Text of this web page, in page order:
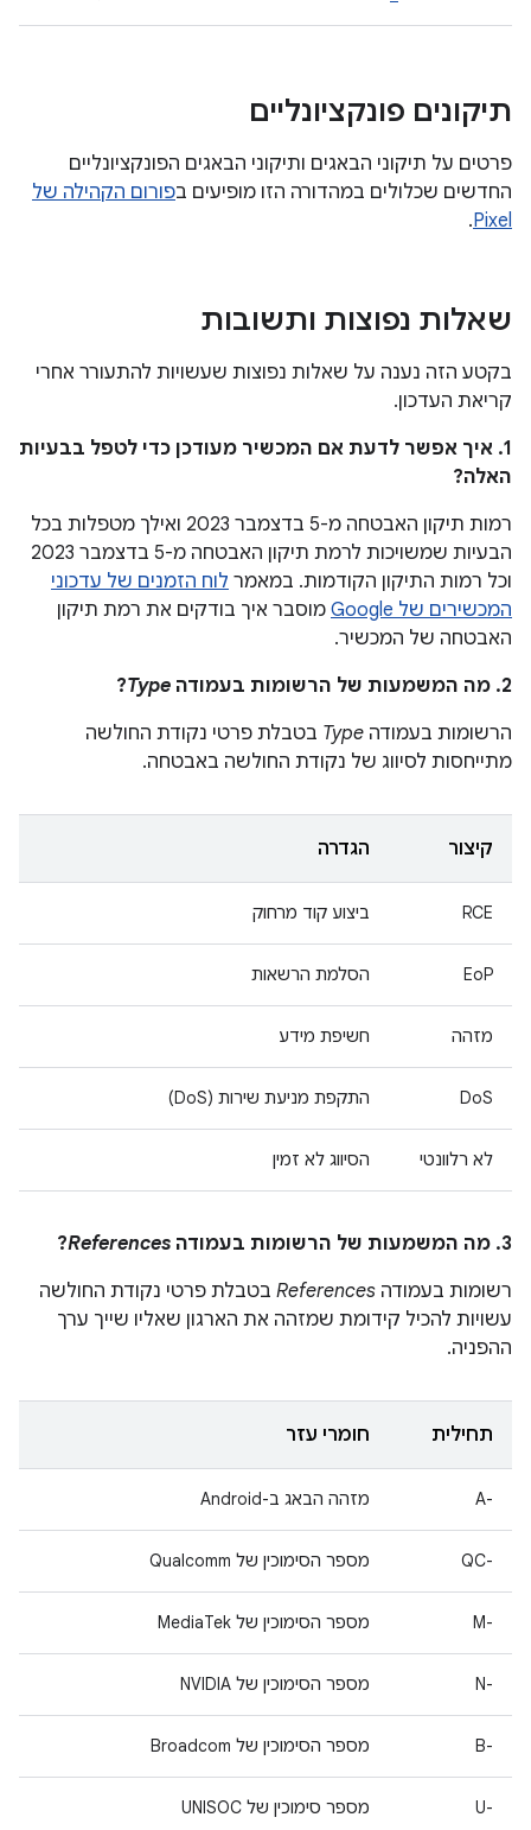
תיקונים פונקציונליים
פרטים על תיקוני הבאגים ותיקוני הבאגים הפונקציונליים
החדשים שכלולים במהדורה הזו מופיעים בפורום הקהילה של
Pixel
.
שאלות נפוצות ותשובות
בקטע הזה נענה על שאלות נפוצות שעשויות להתעורר אחרי
קריאת העדכון.
1. איך אפשר לדעת אם המכשיר מעודכן כדי לטפל בבעיות
האלה?
רמות תיקון האבטחה מ-5 בדצמבר 2023 ואילך מטפלות בכל
הבעיות שמשויכות לרמת תיקון האבטחה מ-5 בדצמבר 2023
וכל רמות התיקון הקודמות. במאמר לוח הזמנים של עדכוני
המכשירים של Google
מוסבר איך בודקים את רמת תיקון
האבטחה של המכשיר.
2. מה המשמעות של הרשומות בעמודה
Type
?
הרשומות בעמודה Type בטבלת פרטי נקודת החולשה
מתייחסות לסיווג של נקודת החולשה באבטחה.
קיצור הגדרה
RCE ביצוע קוד מרחוק
EoP הסלמת הרשאות
מזהה חשיפת מידע
DoS התקפת מניעת שירות (DoS)
לא רלוונטי הסיווג לא זמין
3. מה המשמעות של הרשומות בעמודה References
?
רשומות בעמודה References בטבלת פרטי נקודת החולשה
עשויות להכיל קידומת שמזהה את הארגון שאליו שייך ערך
ההפניה.
תחילית חומרי עזר
A-‎ מזהה הבאג ב-Android
QC-‎ מספר הסימוכין של Qualcomm
M-‎ מספר הסימוכין של MediaTek
N-‎ מספר הסימוכין של NVIDIA
B-‎ מספר הסימוכין של Broadcom
U-‎ מספר סימוכין של UNISOC